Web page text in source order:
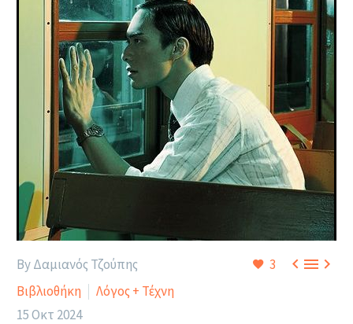
3 
By Δαμιανός Τζούπης
Βιβλιοθήκη
Λόγος + Τέχνη
15 Οκτ 2024